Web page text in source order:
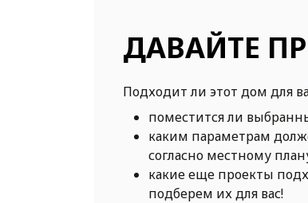
ДАВАЙТЕ
Подходит ли этот дом для
поместится ли
каким параметрам
согласно местному
какие еще проекты
подберем их для вас!